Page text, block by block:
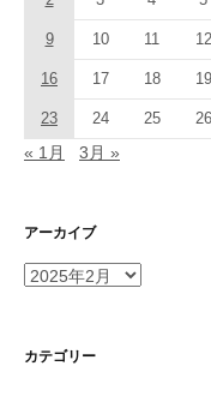
9 10 11 12
16 17 18 19
23 24 25 26
« 1月 3月 »
アーカイブ
ア
イ
カテゴリー